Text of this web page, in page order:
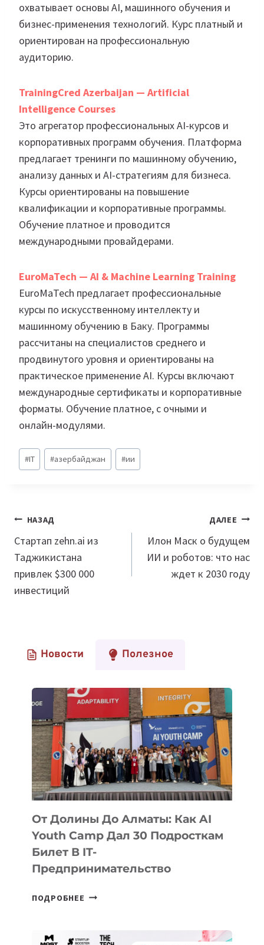
охватывает основы AI, машинного обучения и
бизнес-применения технологий. Курс платный и
ориентирован на профессиональную
аудиторию.
TrainingCred Azerbaijan — Artificial
Intelligence Courses
Это агрегатор профессиональных AI-курсов и
корпоративных программ обучения. Платформа
предлагает тренинги по машинному обучению,
анализу данных и AI-стратегиям для бизнеса.
Курсы ориентированы на повышение
квалификации и корпоративные программы.
Обучение платное и проводится
международными провайдерами.
EuroMaTech — AI & Machine Learning Training
EuroMaTech предлагает профессиональные
курсы по искусственному интеллекту и
машинному обучению в Баку. Программы
рассчитаны на специалистов среднего и
продвинутого уровня и ориентированы на
практическое применение AI. Курсы включают
международные сертификаты и корпоративные
форматы. Обучение платное, с очными и
онлайн-модулями.
Метки
записи:
#IT #азербайджан #ии
Навигация
по
записям
НАЗАД
Стартап zehn.ai из
Таджикистана
привлек $300 000
инвестиций
ДАЛЕЕ
Илон Маск о будущем
ИИ и роботов: что нас
ждет к 2030 году
Новости Полезное
От Долины До Алматы: Как AI
Youth Camp Дал 30 Подросткам
Билет В IT-
Предпринимательство
ПОДРОБНЕЕ ОТ
АЛМАТЫ: